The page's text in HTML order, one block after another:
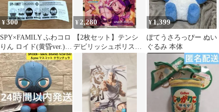
¥300
SPY×FAMILY ふわコロ
りん ロイド(黄昏ver.)
ぬいぐるみ
¥ 2,280
【2枚セット】テンシ
デビリッシュポリス水
ル カードコネクト
¥1,399
ぽてうさろっぴー ぬい
ぐるみ 本体